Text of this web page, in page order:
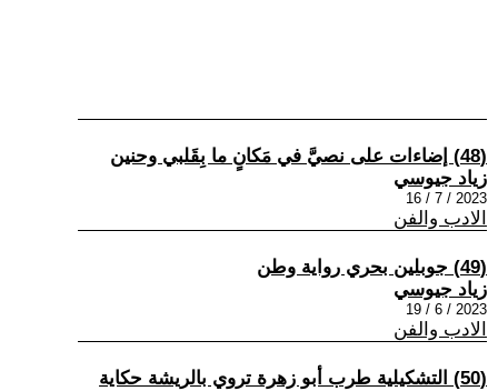
(48) إضاءات على نصيَّ في مَكانٍ ما بِقَلبي وحنين
زياد جيوسي
2023 / 7 / 16
الادب والفن
(49) جوبلين بحري رواية وطن
زياد جيوسي
2023 / 6 / 19
الادب والفن
(50) التشكيلية طرب أبو زهرة تروي بالريشة حكاية